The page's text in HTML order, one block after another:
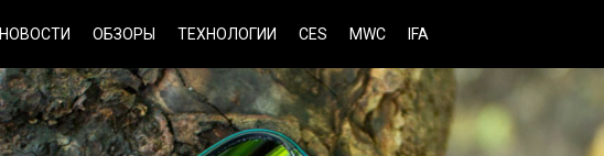
НОВОСТИ ОБЗОРЫ ТЕХНОЛОГИИ CES MWC IFA